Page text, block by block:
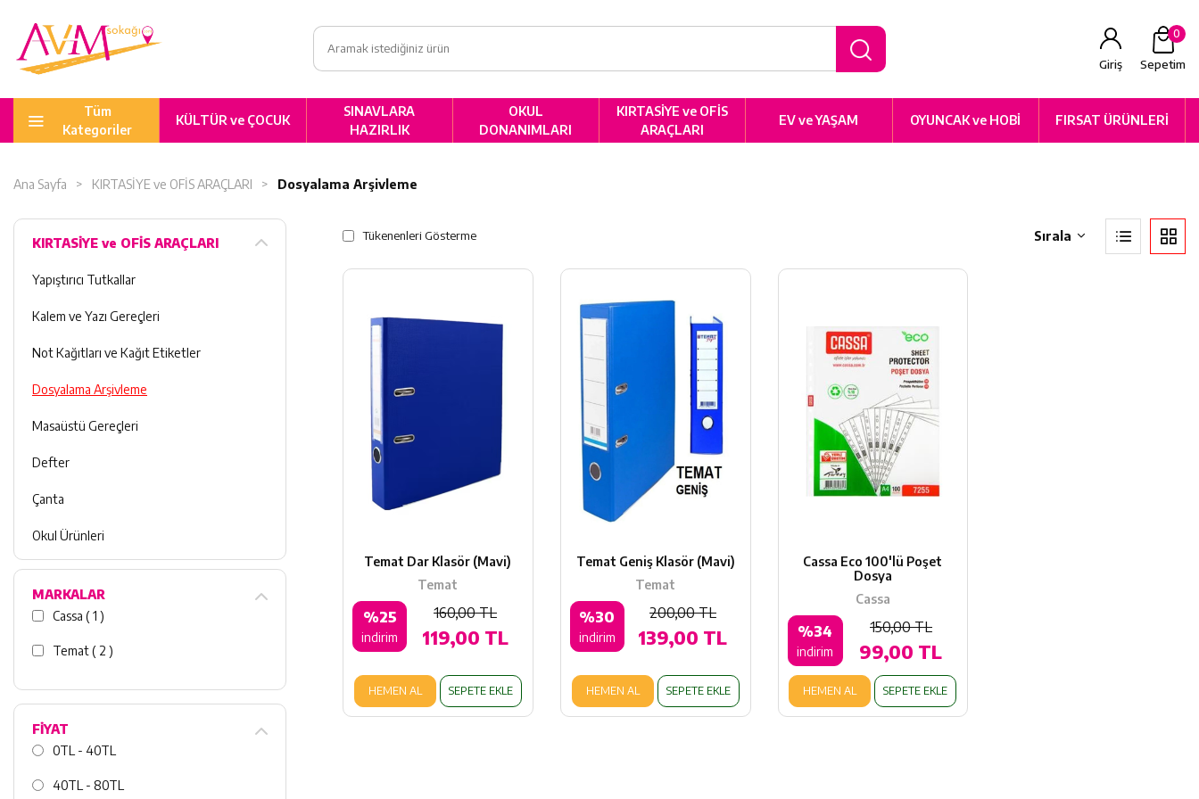
Giriş Sepetim
0
Tüm
Kategoriler
KÜLTÜR ve ÇOCUK
SINAVLARA
HAZIRLIK
OKUL
DONANIMLARI
KIRTASİYE ve OFİS
ARAÇLARI
EV ve YAŞAM OYUNCAK ve HOBİ FIRSAT ÜRÜNLERİ
Ana Sayfa KIRTASİYE ve OFİS ARAÇLARI Dosyalama Arşivleme
KIRTASİYE ve OFİS ARAÇLARI
Yapıştırıcı Tutkallar
Kalem ve Yazı Gereçleri
Not Kağıtları ve Kağıt Etiketler
Dosyalama Arşivleme
Masaüstü Gereçleri
Defter
Çanta
Okul Ürünleri
MARKALAR
Cassa ( 1 )
Temat ( 2 )
FİYAT
0TL - 40TL
40TL - 80TL
Tükenenleri Gösterme Sırala
Temat Dar Klasör (Mavi)
Temat
%25
indirim
160,00 TL
119,00 TL
HEMEN AL SEPETE EKLE
Temat Geniş Klasör (Mavi)
Temat
%30
indirim
200,00 TL
139,00 TL
HEMEN AL SEPETE EKLE
Cassa Eco 100'lü Poşet
Dosya
Cassa
%34
indirim
150,00 TL
99,00 TL
HEMEN AL SEPETE EKLE